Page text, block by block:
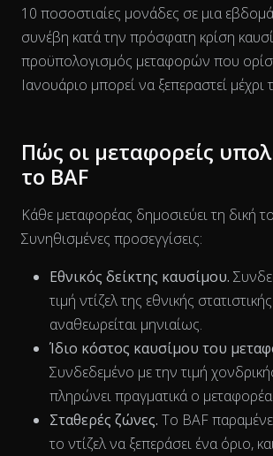
The chart has 1 X axis displaying
10 ποσοστιαίες μονάδες σε μια
συνέβη κατά την πρόσφατη κρίση
προϋπολογισμός μεταφορών που
Ιανουάριο μπορεί να ξεπεραστεί
Πώς οι μεταφορείς
το BAF
Κάθε μεταφορέας δημοσιεύει τη δική
Συνηθισμένες προσεγγίσεις:
Εθνικός δείκτης καυσίμου.
τιμή ντίζελ της εθνικής
αναθεωρείται μηνιαίως.
Ίδιο κόστος καυσίμου του
Συνδεδεμένο με την τιμή
πληρώνει πραγματικά ο
Σταθερές ζώνες. Το BAF
το ντίζελ να ξεπεράσει ένα όριο,